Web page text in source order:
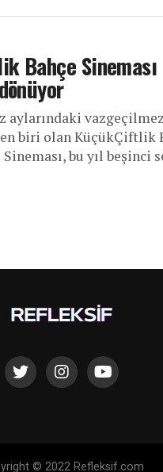
Bahçe Sineması
aylarındaki
biri olan KüçükÇiftlik
bu yıl beşinci
© 2022 Refleksif.com